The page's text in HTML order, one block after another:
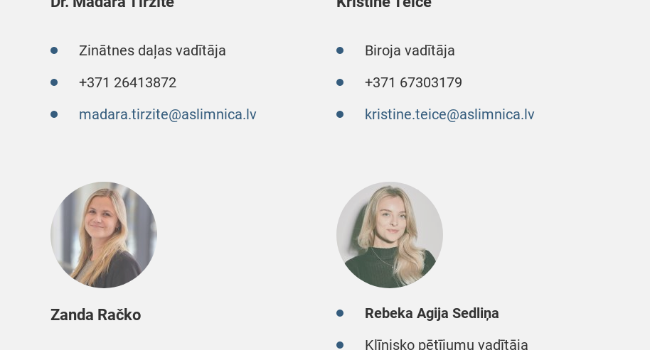
Zinātnes daļas vadītāja
+371 26413872
madara.tirzite@aslimnica.lv
Biroja vadītāja
+371 67303179
kristine.teice@aslimnica.lv
Zanda Račko
Rebeka Agija Sedliņa
Klīnisko pētījumu vadītāja